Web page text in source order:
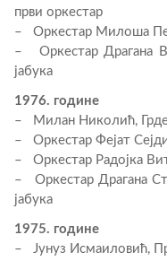
први оркестар
– Оркестар Милоша
– Оркестар Драгана
јабука
1976. године
– Милан Николић,
– Оркестар Фејат
– Оркестар Радојка
– Оркестар Драгана
јабука
1975. године
– Јунуз Исмаиловић,